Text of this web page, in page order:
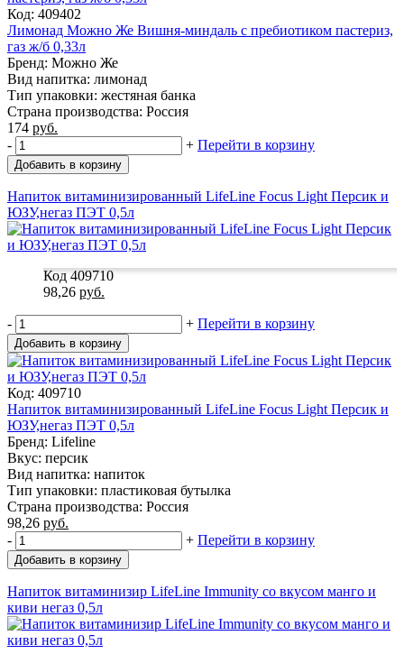
Код: 409402
Лимонад Можно Же Вишня-миндаль с пребиотиком пастериз,
газ ж/б 0,33л
Бренд: Можно Же
Вид напитка: лимонад
Тип упаковки: жестяная банка
Страна производства: Россия
174 руб.
-
+ Перейти в корзину
Добавить в корзину
Напиток витаминизированный LifeLine Focus Light Персик и
ЮЗУ,негаз ПЭТ 0,5л
Код 409710
98,26 руб.
- + Перейти в корзину
Добавить в корзину
Код: 409710
Напиток витаминизированный LifeLine Focus Light Персик и
ЮЗУ,негаз ПЭТ 0,5л
Бренд: Lifeline
Вкус: персик
Вид напитка: напиток
Тип упаковки: пластиковая бутылка
Страна производства: Россия
98,26 руб.
-
+ Перейти в корзину
Добавить в корзину
Напиток витаминизир LifeLine Immunity со вкусом манго и
киви негаз 0,5л